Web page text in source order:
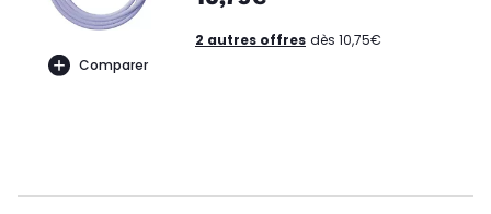
Comparer
2 autres offres dès 10,75€